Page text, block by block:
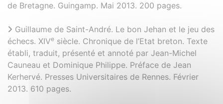
de Bretagne. Guingamp. Mai 2013. 200 pages.
Guillaume de Saint-André. Le bon Jehan et le jeu des
échecs. XIVe siècle. Chronique de l’Etat breton. Texte
établi, traduit, présenté et annoté par Jean-Michel
Cauneau et Dominique Philippe. Préface de Jean
Kerhervé. Presses Universitaires de Rennes. Février
2013. 610 pages.